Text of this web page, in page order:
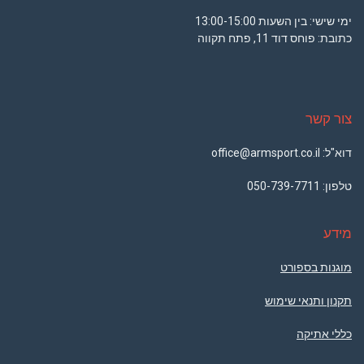
ימי שישי: בין השעות 13:00-15:00
כתובת: פוחס דוד 11, פתח תקווה
צור קשר
דוא"ל: office@armsport.co.il
טלפון: 050-739-7711
מידע
מוגנות בספורט
תקנון ותנאי שימוש
כללי אתיקה